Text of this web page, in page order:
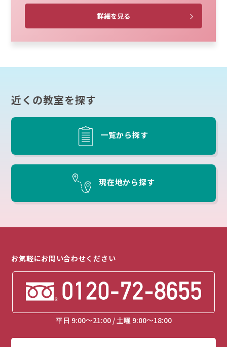
詳細を見る
近くの教室を探す
一覧から探す
現在地から探す
お気軽にお問い合わせください
平日 9:00～21:00 / 土曜 9:00～18:00